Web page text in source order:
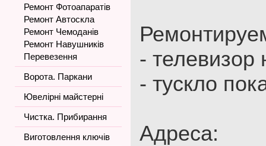
Ремонт Фотоапаратів
Ремонт Автоскла
Ремонт Чемоданів
Ремонт Навушників
Перевезення
Ворота. Паркани
Ювелірні майстерні
Чистка. Прибирання
Виготовлення ключів
- телевизор
- тускло
Адреса: